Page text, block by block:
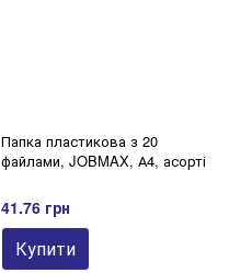
Папка пластикова з 20
файлами, JOBMAX, А4, асорті
41.76 грн
Купити